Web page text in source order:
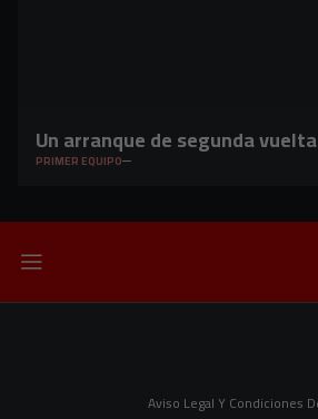
Un arranque de segunda
PRIMER EQUIPO
Aviso Legal Y Condiciones